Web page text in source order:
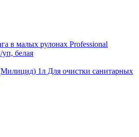
в малых рулонах Professional
белая